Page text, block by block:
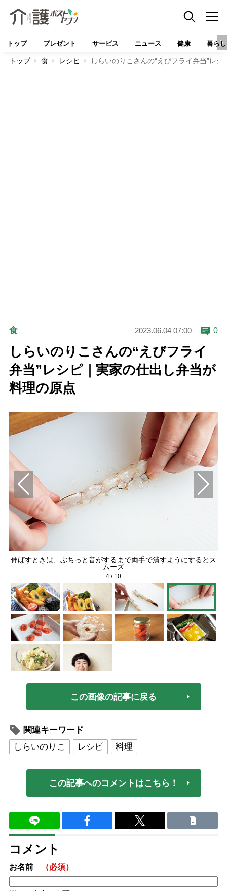
トップ プレゼント サービス ニュース 健康 暮らし
トップ 食 レシピ しらいのりこさんの“えびフライ弁当”レ
食 2023.06.04 07:00 0
しらいのりこさんの“えびフライ
弁当”レシピ｜実家の仕出し弁当が
料理の原点
伸ばすときは、ぶちっと音がするまで両手で潰すようにするとス
ムーズ
4 / 10
この画像の記事に戻る
関連キーワード
しらいのりこ
レシピ 料理
この記事へのコメントはこちら！
コメント
お名前 （必須）